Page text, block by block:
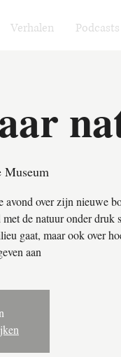
Verhalen
avond over zijn nieuwe
de natuur onder druk
gaat, maar ook over
aan